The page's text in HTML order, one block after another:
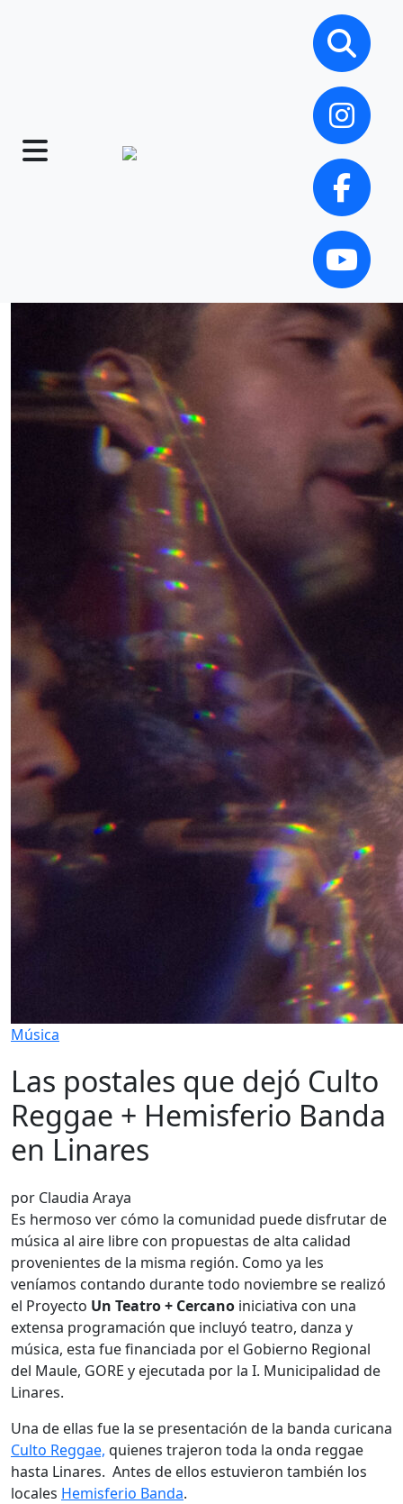
Música
Las postales que dejó Culto
Reggae + Hemisferio Banda
en Linares
por Claudia Araya
Es hermoso ver cómo la comunidad puede disfrutar de
música al aire libre con propuestas de alta calidad
provenientes de la misma región. Como ya les
veníamos contando durante todo noviembre se realizó
el Proyecto Un Teatro + Cercano iniciativa con una
extensa programación que incluyó teatro, danza y
música, esta fue financiada por el Gobierno Regional
del Maule, GORE y ejecutada por la I. Municipalidad de
Linares.
Una de ellas fue la se presentación de la banda curicana
Culto Reggae, quienes trajeron toda la onda reggae
hasta Linares. Antes de ellos estuvieron también los
locales Hemisferio Banda.